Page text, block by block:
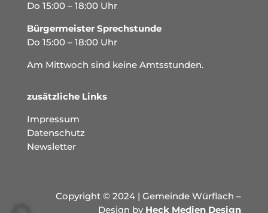
Do 15:00 – 18:00 Uhr
Bürgermeister Sprechstunde
Do 15:00 – 18:00 Uhr
Am Mittwoch sind keine Amtsstunden.
zusätzliche Links
Impressum
Datenschutz
Newsletter
Copyright © 2024 | Gemeinde Würflach –
Design by Heck Medien Design